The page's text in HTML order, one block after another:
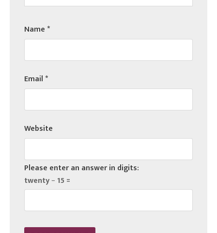
Name*
Email*
Website
Please enter an answer in digits:
twenty − 15 =